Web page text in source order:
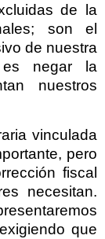
de la
son el
de nuestra
es negar la
nuestros
vinculada
pero
fiscal
necesitan.
que